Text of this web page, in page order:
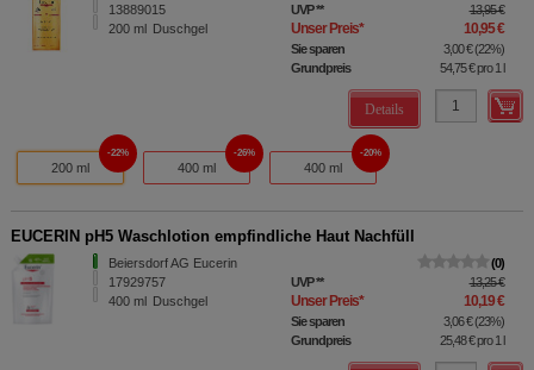
13889015
200 ml Duschgel
UVP** 13,95 €
Unser Preis* 10,95 €
Sie sparen 3,00 €(22%)
Grundpreis
54,75 €pro 1 l
Details
200 ml
22%
400 ml
26%
400 ml
20%
EUCERIN pH5 Waschlotion empfindliche Haut Nachfüll
Beiersdorf AG Eucerin
17929757
400 ml Duschgel
0
UVP** 13,25 €
Unser Preis* 10,19 €
Sie sparen 3,06 €(23%)
Grundpreis
25,48 €pro 1 l